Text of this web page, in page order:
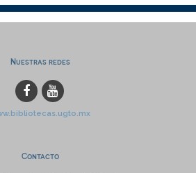
Nuestras redes
Contacto